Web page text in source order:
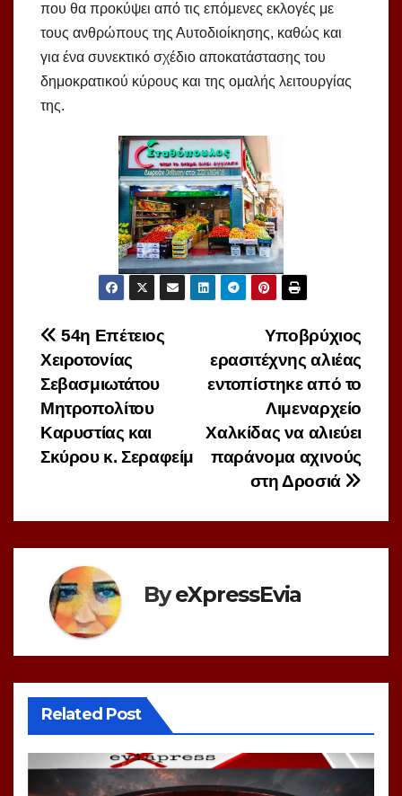
που θα προκύψει από τις επόμενες εκλογές με
τους ανθρώπους της Αυτοδιοίκησης, καθώς και
για ένα συνεκτικό σχέδιο αποκατάστασης του
δημοκρατικού κύρους και της ομαλής λειτουργίας
της.
Πλοήγηση
άρθρων
Yποβρύχιος
ερασιτέχνης αλιέας
εντοπίστηκε από το
Λιμεναρχείο
Χαλκίδας να αλιεύει
παράνομα αχινούς
στη Δροσιά
54η Επέτειος
Χειροτονίας
Σεβασμιωτάτου
Μητροπολίτου
Καρυστίας και
Σκύρου κ. Σεραφείμ
ByeXpressEvia
Related Post